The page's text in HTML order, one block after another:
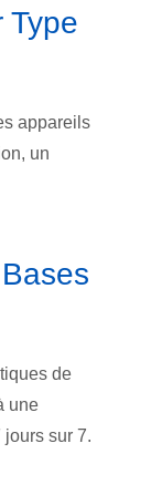
Type
appareils
un
de
une
sur 7.